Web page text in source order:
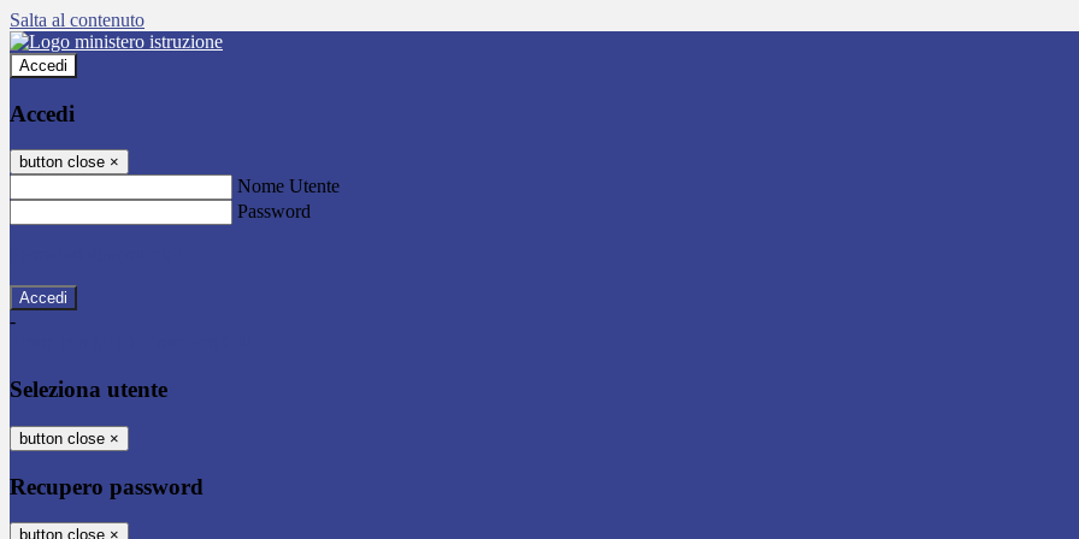
Salta al contenuto
Accedi
Accedi
button close ×
Nome Utente
Password
-
Seleziona utente
button close ×
Recupero password
button close ×